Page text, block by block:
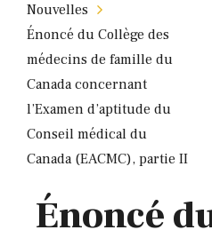
Nouvelles
Énoncé du Collège des
médecins de famille du
Canada concernant
l’Examen d’aptitude du
Conseil médical du
Canada (EACMC), partie II
Énoncé